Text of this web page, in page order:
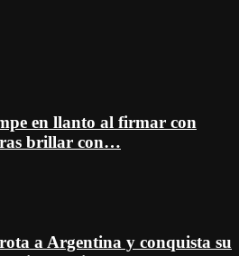
en llanto al firmar con
brillar con…
a Argentina y conquista su